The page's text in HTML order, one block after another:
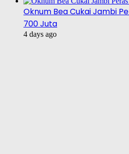
Oknum Bea Cukai Jambi
700 Juta
4 days ago